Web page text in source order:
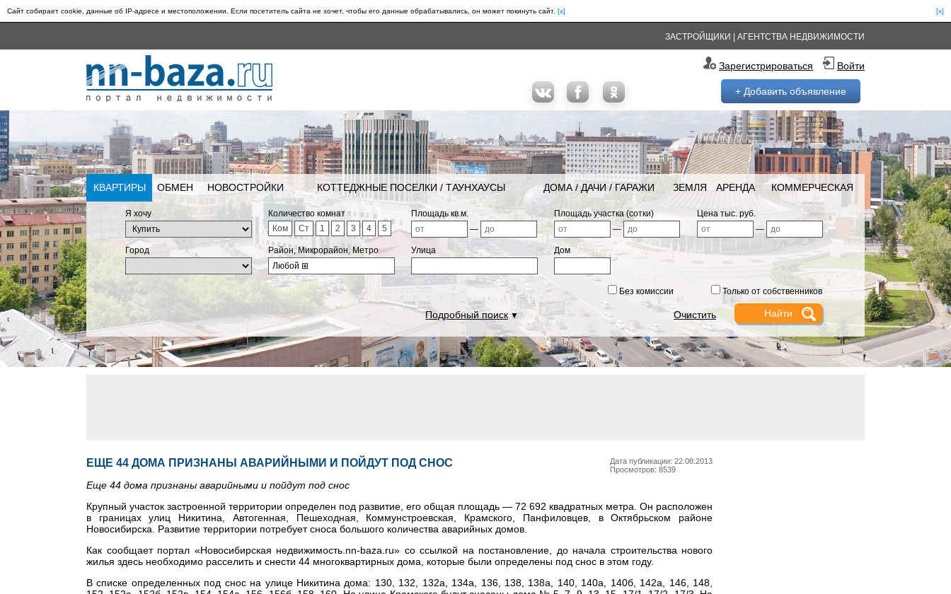
Сайт собирает cookie, данные об IP-адресе и местоположении. Если посетитель сайта не хочет, чтобы его данные обрабатывались, он может покинуть сайт. [x]
[x]
ЗАСТРОЙЩИКИ АГЕНТСТВА НЕДВИЖИМОСТИ
Зарегистрироваться Войти
+ Добавить объявление
КВАРТИРЫ ОБМЕН НОВОСТРОЙКИ КОТТЕДЖНЫЕ ПОСЕЛКИ / ТАУНХАУСЫ ДОМА / ДАЧИ / ГАРАЖИ ЗЕМЛЯ АРЕНДА КОММЕРЧЕСКАЯ
Я хочу
Количество комнат
Ком
Ст 1 2 3 4 5
Площадь кв.м.
—
Площадь участка (сотки)
—
Цена тыс. руб.
—
Город
Район, Микрорайон, Метро
Любой ⊞
Улица Дом
Без комиссии Только от собственников
Подробный поиск▼ Очистить
Дата публикации: 22.08.2013
Просмотров: 8539
ЕЩЕ 44 ДОМА ПРИЗНАНЫ АВАРИЙНЫМИ И ПОЙДУТ ПОД СНОС
Еще 44 дома признаны аварийными и пойдут под снос
Крупный участок застроенной территории определен под развитие, его общая площадь — 72 692 квадратных метра. Он расположен
в границах улиц Никитина, Автогенная, Пешеходная, Коммунстроевская, Крамского, Панфиловцев, в Октябрьском районе
Новосибирска. Развитие территории потребует сноса большого количества аварийных домов.
Как сообщает портал «Новосибирская недвижимость.nn-baza.ru» со ссылкой на постановление, до начала строительства нового
жилья здесь необходимо расселить и снести 44 многоквартирных дома, которые были определены под снос в этом году.
В списке определенных под снос на улице Никитина дома: 130, 132, 132а, 134а, 136, 138, 138а, 140, 140а, 140б, 142а, 146, 148,